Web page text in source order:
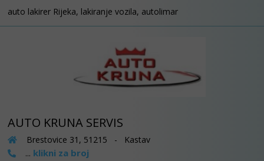
auto lakirer Rijeka, lakiranje vozila, autolimar
AUTO KRUNA SERVIS
Brestovice 31, 51215 - Kastav
... klikni za broj